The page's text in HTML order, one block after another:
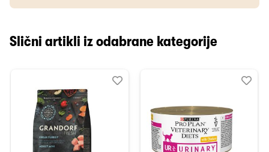
Slični artikli iz odabrane kategorije
Dodaj
Uporedi